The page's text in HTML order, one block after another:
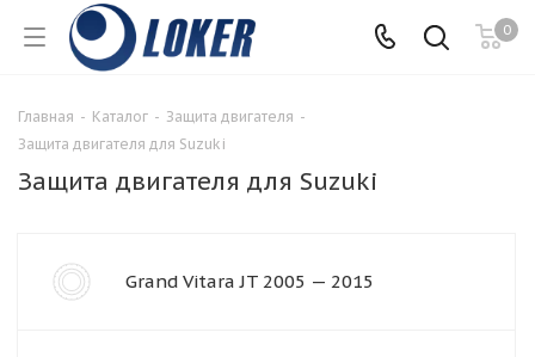
0
Главная - Каталог - Защита двигателя -
Защита двигателя для Suzuki
Защита двигателя для Suzuki
Grand Vitara JT 2005 — 2015